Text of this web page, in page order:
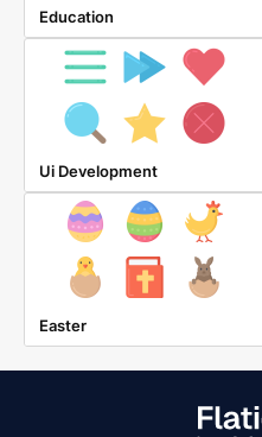
Education
Ui Development
Easter